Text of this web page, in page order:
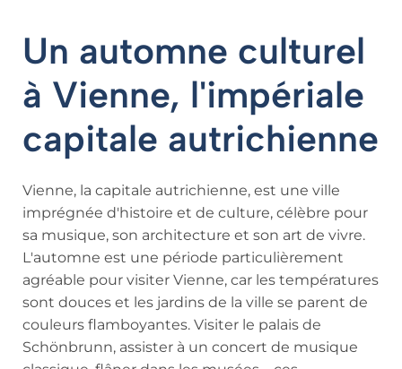
Un automne culturel
à Vienne, l'impériale
capitale autrichienne
Vienne, la capitale autrichienne, est une ville
imprégnée d'histoire et de culture, célèbre pour
sa musique, son architecture et son art de vivre.
L'automne est une période particulièrement
agréable pour visiter Vienne, car les températures
sont douces et les jardins de la ville se parent de
couleurs flamboyantes. Visiter le palais de
Schönbrunn, assister à un concert de musique